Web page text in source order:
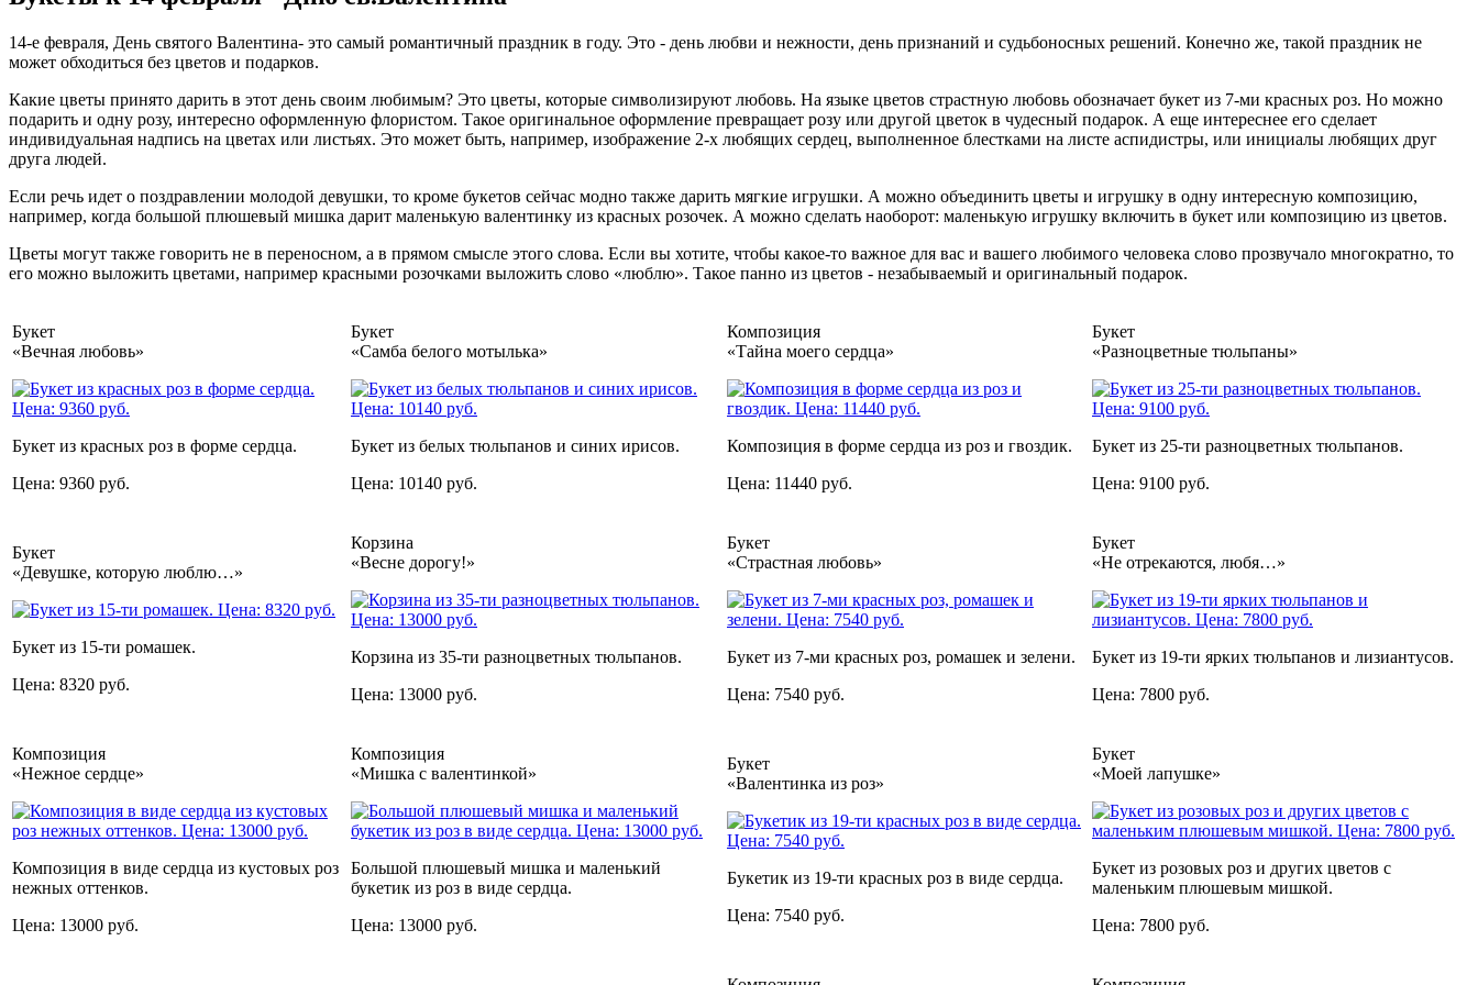
14-е февраля, День святого Валентина- это самый романтичный праздник в году. Это - день любви и нежности, день признаний и судьбоносных решений. Конечно же, такой праздник не
может обходиться без цветов и подарков.
Какие цветы принято дарить в этот день своим любимым? Это цветы, которые символизируют любовь. На языке цветов страстную любовь обозначает букет из 7-ми красных роз. Но можно
подарить и одну розу, интересно оформленную флористом. Такое оригинальное оформление превращает розу или другой цветок в чудесный подарок. А еще интереснее его сделает
индивидуальная надпись на цветах или листьях. Это может быть, например, изображение 2-х любящих сердец, выполненное блестками на листе аспидистры, или инициалы любящих друг
друга людей.
Если речь идет о поздравлении молодой девушки, то кроме букетов сейчас модно также дарить мягкие игрушки. А можно объединить цветы и игрушку в одну интересную композицию,
например, когда большой плюшевый мишка дарит маленькую валентинку из красных розочек. А можно сделать наоборот: маленькую игрушку включить в букет или композицию из цветов.
Цветы могут также говорить не в переносном, а в прямом смысле этого слова. Если вы хотите, чтобы какое-то важное для вас и вашего любимого человека слово прозвучало многократно, то
его можно выложить цветами, например красными розочками выложить слово «люблю». Такое панно из цветов - незабываемый и оригинальный подарок.
Букет
«Вечная любовь»
Букет из красных роз в форме сердца.
Цена: 9360 руб.
Букет
«Самба белого мотылька»
Букет из белых тюльпанов и синих ирисов.
Цена: 10140 руб.
Композиция
«Тайна моего сердца»
Композиция в форме сердца из роз и гвоздик.
Цена: 11440 руб.
Букет
«Разноцветные тюльпаны»
Букет из 25-ти разноцветных тюльпанов.
Цена: 9100 руб.
Букет
«Девушке, которую люблю…»
Букет из 15-ти ромашек.
Цена: 8320 руб.
Корзина
«Весне дорогу!»
Корзина из 35-ти разноцветных тюльпанов.
Цена: 13000 руб.
Букет
«Страстная любовь»
Букет из 7-ми красных роз, ромашек и зелени.
Цена: 7540 руб.
Букет
«Не отрекаются, любя…»
Букет из 19-ти ярких тюльпанов и лизиантусов.
Цена: 7800 руб.
Композиция
«Нежное сердце»
Композиция в виде сердца из кустовых роз
нежных оттенков.
Цена: 13000 руб.
Композиция
«Мишка с валентинкой»
Большой плюшевый мишка и маленький
букетик из роз в виде сердца.
Цена: 13000 руб.
Букет
«Валентинка из роз»
Букетик из 19-ти красных роз в виде сердца.
Цена: 7540 руб.
Букет
«Моей лапушке»
Букет из розовых роз и других цветов с
маленьким плюшевым мишкой.
Цена: 7800 руб.